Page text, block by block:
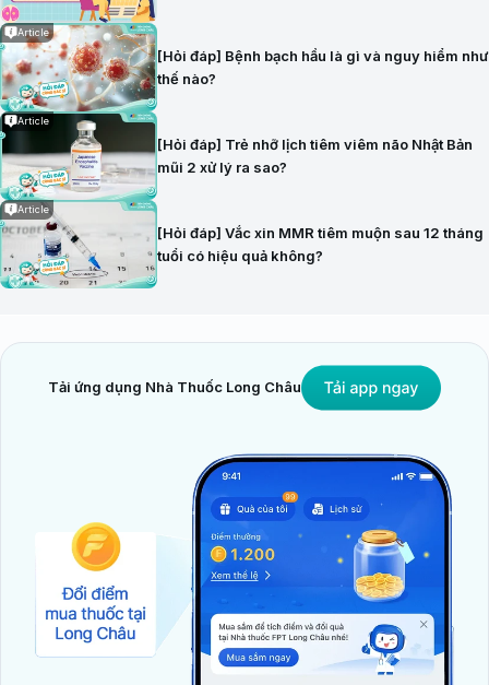
Article
[Hỏi đáp] Bệnh bạch hầu là gì và nguy hiểm như
thế nào?
Article
[Hỏi đáp] Trẻ nhỡ lịch tiêm viêm não Nhật Bản
mũi 2 xử lý ra sao?
Article
[Hỏi đáp] Vắc xin MMR tiêm muộn sau 12 tháng
tuổi có hiệu quả không?
Tải ứng dụng Nhà Thuốc Long Châu